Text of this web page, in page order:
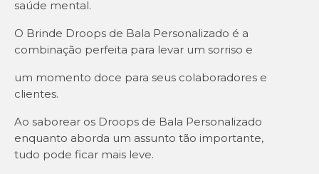
saúde mental.
O Brinde Droops de Bala Personalizado é a
combinação perfeita para levar um sorriso e
um momento doce para seus colaboradores e
clientes.
Ao saborear os Droops de Bala Personalizado
enquanto aborda um assunto tão importante,
tudo pode ficar mais leve.